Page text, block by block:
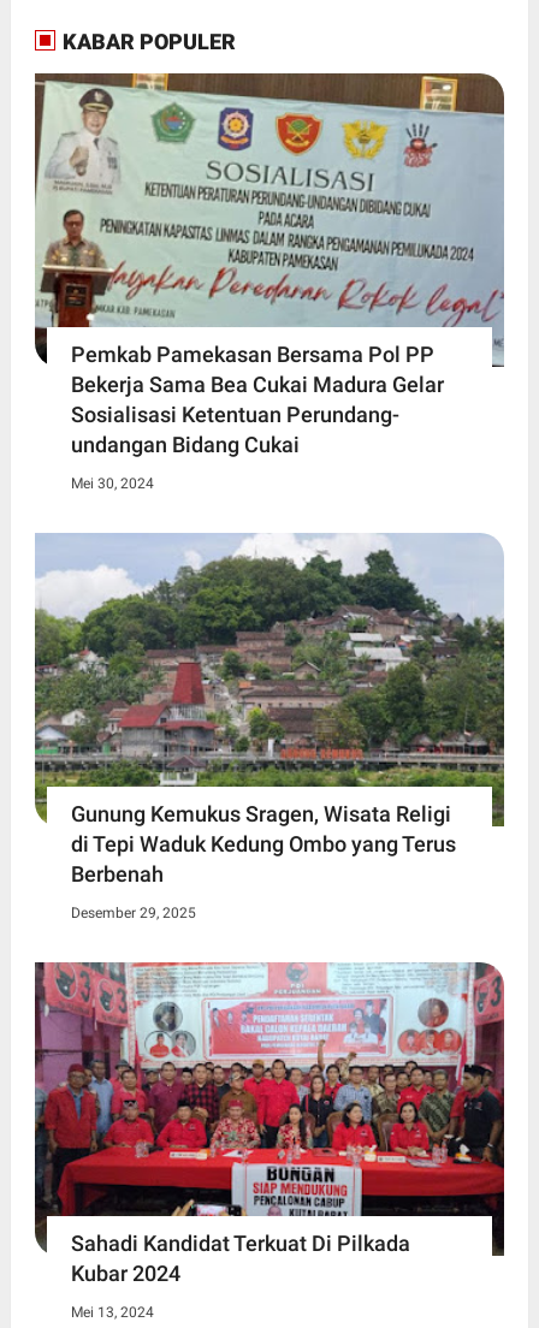
KABAR POPULER
Pemkab Pamekasan Bersama Pol PP
Bekerja Sama Bea Cukai Madura Gelar
Sosialisasi Ketentuan Perundang-
undangan Bidang Cukai
Mei 30, 2024
Gunung Kemukus Sragen, Wisata Religi
di Tepi Waduk Kedung Ombo yang Terus
Berbenah
Desember 29, 2025
Sahadi Kandidat Terkuat Di Pilkada
Kubar 2024
Mei 13, 2024